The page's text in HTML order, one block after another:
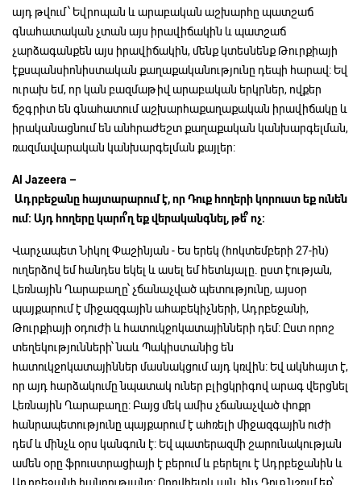
այդ թվում՝ Եվրոպան և արաբական աշխարհը պատշաճ
գնահատական չտան այս իրավիճակին և պատշաճ
չարձագանքեն այս իրավիճակին, մենք կտեսնենք Թուրքիայի
էքսպանսիոնիստական քաղաքականությունը դեպի հարավ: Եվ
ուրախ եմ, որ կան բազմաթիվ արաբական երկրներ, ովքեր
ճշգրիտ են գնահատում աշխարհաքաղաքական իրավիճակը և
իրականացնում են անհրաժեշտ քաղաքական կանխարգելման,
ռազմավարական կանխարգելման քայլեր:
Al Jazeera –
Ադրբեջանը հայտարարում է,որԴուք հողերիկորուստեքունեն
ում: Այդ հողերըկարո՞ղեքվերականգնել,թե՞ոչ:
Վարչապետ Նիկոլ Փաշինյան - Ես երեկ (հոկտեմբերի 27-ին)
ուղերձով եմ հանդես եկել և ասել եմ հետևյալը. ըստ էության,
Լեռնային Ղարաբաղը՝ չճանաչված պետությունը, այսօր
պայքարում է միջազգային ահաբեկիչների, Ադրբեջանի,
Թուրքիայի օդուժի և հատուկջոկատայինների դեմ: Ըստ որոշ
տեղեկությունների՝ նաև Պակիստանից են
հատուկջոկատայիններ մասնակցում այդ կռվին: Եվ ակնհայտ է,
որ այդ հարձակումը նպատակ ուներ բլիցկրիգով արագ վերցնել
Լեռնային Ղարաբաղը: Բայց մեկ ամիս չճանաչված փոքր
հանրապետությունը պայքարում է ահռելի միջազգային ուժի
դեմ և մինչև օրս կանգուն է: Եվ պատերազմի շարունակության
ամեն օրը ֆրուստրացիայի է բերում և բերելու է Ադրբեջանին և
Ադրբեջանի հանրությանը: Որովհետև այն, ինչ Դուք նշում եք՝